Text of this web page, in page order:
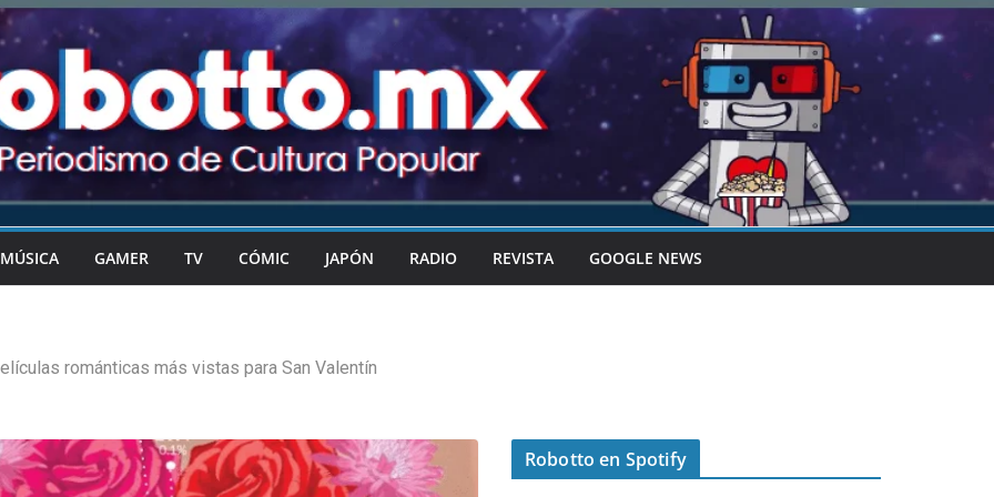
MÚSICA GAMER TV CÓMIC JAPÓN RADIO REVISTA GOOGLE NEWS
románticas más vistas para San Valentín
Robotto en Spotify